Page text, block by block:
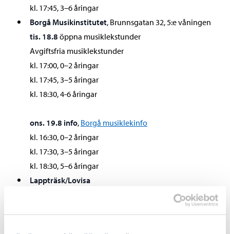
kl. 17:45, 3–6 åringar
Borgå Musikinstitutet, Brunnsgatan 32, 5:e våningen
tis. 18.8 öppna musiklekstunder
Avgiftsfria musiklekstunder
kl. 17:00, 0–2 åringar
kl. 17:45, 3–5 åringar
kl. 18:30, 4-6 åringar
ons. 19.8 info, Borgå musiklekinfo
kl. 16:30, 0–2 åringar
kl. 17:30, 3–5 åringar
kl. 18:30, 5–6 åringar
Lappträsk/Lovisa
Lovisa och Lappträsk